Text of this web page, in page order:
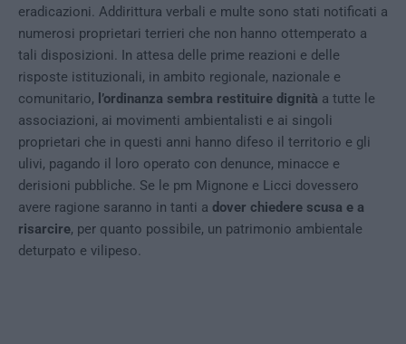
eradicazioni. Addirittura verbali e multe sono stati notificati a
numerosi proprietari terrieri che non hanno ottemperato a
tali disposizioni. In attesa delle prime reazioni e delle
risposte istituzionali, in ambito regionale, nazionale e
comunitario, l’ordinanza sembra restituire dignità a tutte le
associazioni, ai movimenti ambientalisti e ai singoli
proprietari che in questi anni hanno difeso il territorio e gli
ulivi, pagando il loro operato con denunce, minacce e
derisioni pubbliche. Se le pm Mignone e Licci dovessero
avere ragione saranno in tanti a dover chiedere scusa e a
risarcire, per quanto possibile, un patrimonio ambientale
deturpato e vilipeso.